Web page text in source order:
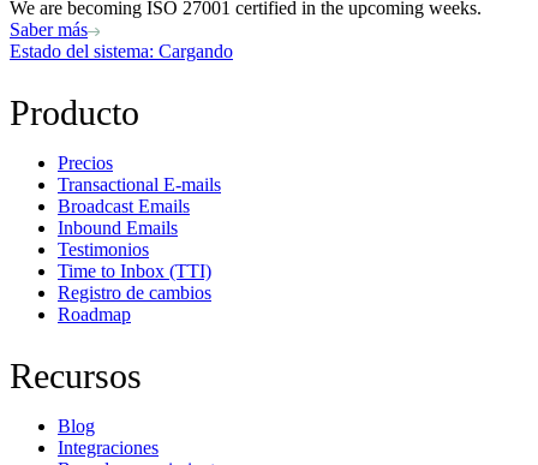
We are becoming ISO 27001 certified in the upcoming weeks.
Saber más
Estado del sistema: Cargando
Producto
Precios
Transactional E-mails
Broadcast Emails
Inbound Emails
Testimonios
Time to Inbox (TTI)
Registro de cambios
Roadmap
Recursos
Blog
Integraciones